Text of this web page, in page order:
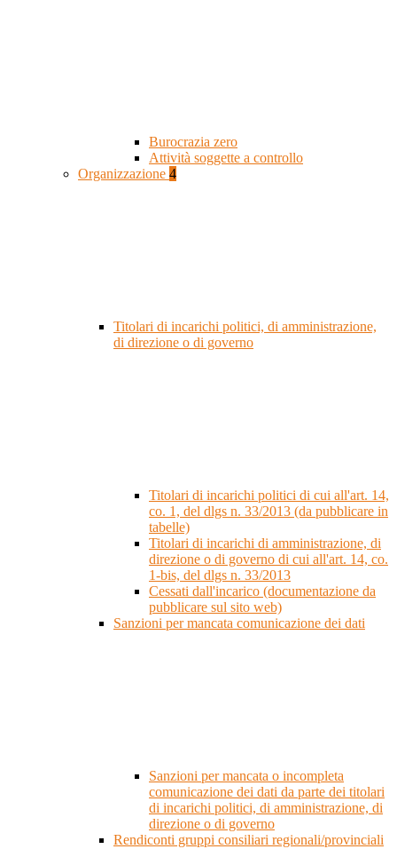
Burocrazia zero
Attività soggette a controllo
Organizzazione 4
Titolari di incarichi politici, di amministrazione,
di direzione o di governo
Titolari di incarichi politici di cui all'art. 14,
co. 1, del dlgs n. 33/2013 (da pubblicare in
tabelle)
Titolari di incarichi di amministrazione, di
direzione o di governo di cui all'art. 14, co.
1-bis, del dlgs n. 33/2013
Cessati dall'incarico (documentazione da
pubblicare sul sito web)
Sanzioni per mancata comunicazione dei dati
Sanzioni per mancata o incompleta
comunicazione dei dati da parte dei titolari
di incarichi politici, di amministrazione, di
direzione o di governo
Rendiconti gruppi consiliari regionali/provinciali